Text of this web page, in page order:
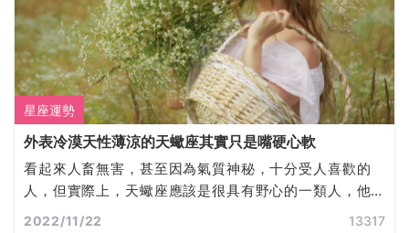
星座運勢
外表冷漠天性薄涼的天蠍座其實只是嘴硬心軟
看起來人畜無害，甚至因為氣質神秘，十分受人喜歡的
人，但實際上，天蠍座應該是很具有野心的一類人，他
們也確實是可以為了自己的事業做出很多犧牲，與其他
2022/11/22 13317